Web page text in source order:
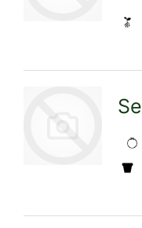
Detailseite